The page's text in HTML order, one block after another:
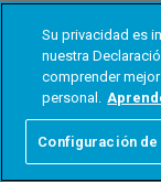
Su privacidad es
nuestra
comprender
personal.
Configuración